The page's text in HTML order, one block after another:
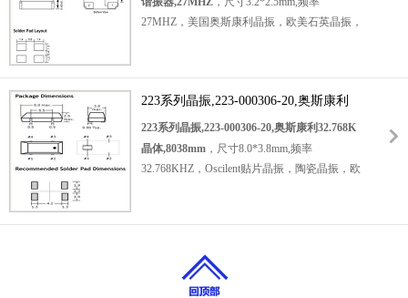
振，小型设备晶振，低损耗晶振，低功耗晶
产品超级适合用于智能手机，多媒体设备，娱
用。5032mm,20MHZ,276-20.0M-16-20HS-
TR,奥斯康利小尺寸晶振.
27MHZ，美国奥斯康利晶振，欧美石英晶振，
体，无源贴片晶振，无源石英晶振，无源晶
振，SMD晶振，27MHZ贴片晶体，电信设备
晶振，无线电晶振，PC应用晶振，移动设备
晶振，物联网晶振，平板电脑晶振，摄像机晶
能。
产品合适的应用包括电信设备、短程无线电链
路模块、DVC、DSC、PDA和PC，摄像机，
223系列晶振,223-000306-20,奥斯康利
32.768K晶体,8038mm
223系列晶振,223-000306-20,奥斯康利32.768K
晶体,8038mm ，尺寸8.0*3.8mm,频率
32.768KHZ，Oscilent贴片晶振，陶瓷晶振，欧
振，无源谐振器，32.768KHZ音叉晶体，音叉
无线通讯晶振
，实时时钟晶振，蓝牙耳机晶振，小型设备晶